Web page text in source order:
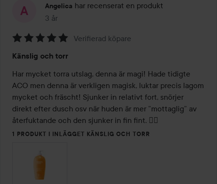
Angelica har recenserat en produkt
3 år
Inlägget skapades 3 år
5
av
5
Verifierad köpare
Känslig och torr
Har mycket torra utslag, denna är magi! Hade tidigte
ACO men denna är verkligen magisk, luktar precis lagom
mycket och fräscht! Sjunker in relativt fort, snörjer
direkt efter dusch osv när huden är mer ”mottaglig” av
återfuktande och den sjunker in fin fint. 👌🏻
1 PRODUKT I INLÄGGET KÄNSLIG OCH TORR